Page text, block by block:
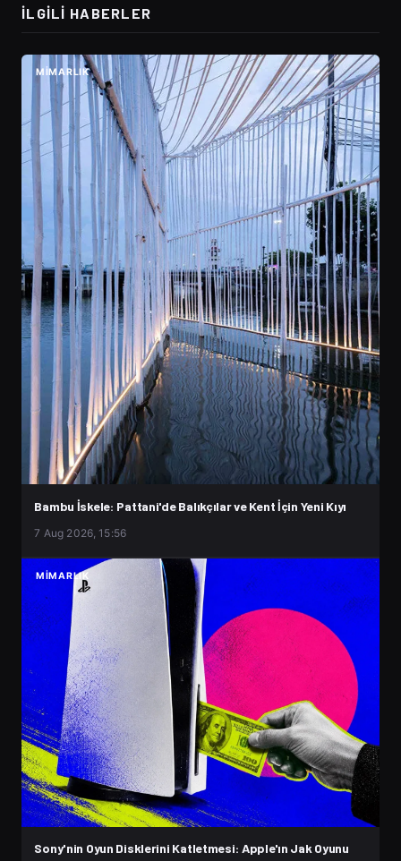
İLGILI HABERLER
MIMARLIK
Bambu İskele: Pattani'de Balıkçılar ve Kent İçin Yeni Kıyı
7 Aug 2026, 15:56
MIMARLIK
Sony'nin Oyun Disklerini Katletmesi: Apple'ın Jak Oyunu